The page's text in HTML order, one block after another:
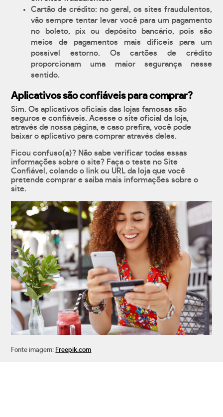
Cartão de crédito: no geral, os sites fraudulentos,
vão sempre tentar levar você para um pagamento
no boleto, pix ou depósito bancário, pois são
meios de pagamentos mais difíceis para um
possível estorno. Os cartões de crédito
proporcionam uma maior segurança nesse
sentido.
Aplicativos são confiáveis para comprar?
Sim. Os aplicativos oficiais das lojas famosas são
seguros e confiáveis. Acesse o site oficial da loja,
através de nossa página, e caso prefira, você pode
baixar o aplicativo para comprar através deles.
Ficou confuso(a)? Não sabe verificar todas essas
informações sobre o site? Faça o teste no Site
Confiável, colando o link ou URL da loja que você
pretende comprar e saiba mais informações sobre o
site.
Fonte imagem: Freepik.com